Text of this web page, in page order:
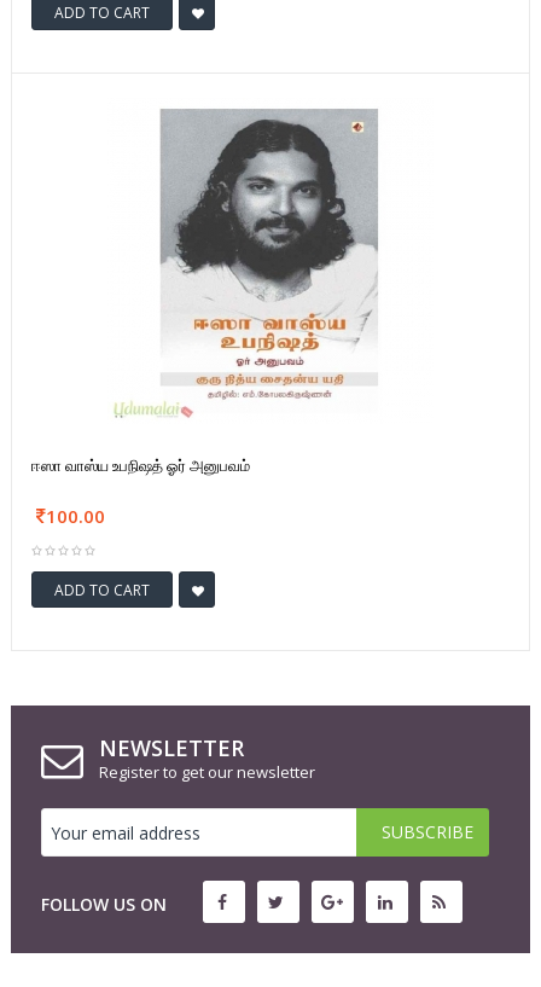
ADD TO CART
ஈஸா வாஸ்ய உபநிஷத் ஓர் அனுபவம்
100.00
ADD TO CART
NEWSLETTER
Register to get our newsletter
FOLLOW US ON